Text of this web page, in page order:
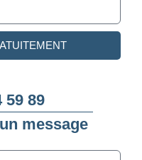
59 89
message